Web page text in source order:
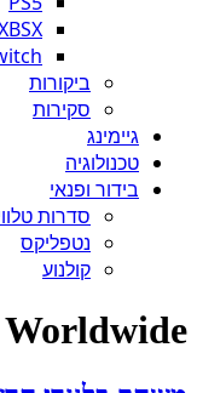
ביקורות
סקירות
גיימינג
טכנולוגיה
בידור ופנאי
סדרות
נטפליקס
קולנוע